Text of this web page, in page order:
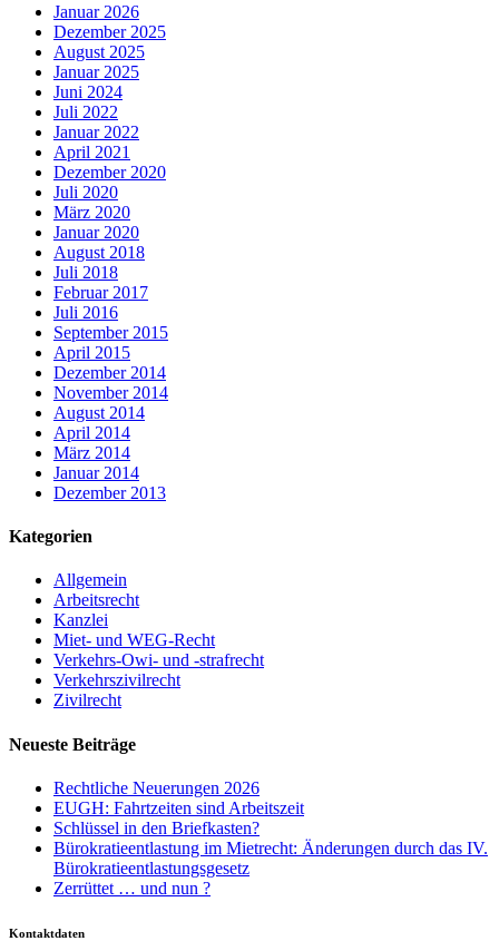
Januar 2026
Dezember 2025
August 2025
Januar 2025
Juni 2024
Juli 2022
Januar 2022
April 2021
Dezember 2020
Juli 2020
März 2020
Januar 2020
August 2018
Juli 2018
Februar 2017
Juli 2016
September 2015
April 2015
Dezember 2014
November 2014
August 2014
April 2014
März 2014
Januar 2014
Dezember 2013
Kategorien
Allgemein
Arbeitsrecht
Kanzlei
Miet- und WEG-Recht
Verkehrs-Owi- und -strafrecht
Verkehrszivilrecht
Zivilrecht
Neueste Beiträge
Rechtliche Neuerungen 2026
EUGH: Fahrtzeiten sind Arbeitszeit
Schlüssel in den Briefkasten?
Bürokratieentlastung im Mietrecht: Änderungen durch das IV.
Bürokratieentlastungsgesetz
Zerrüttet … und nun ?
Kontaktdaten